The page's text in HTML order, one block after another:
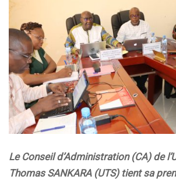
Le Conseil d’Administration (CA) de
Thomas SANKARA (UTS) tient sa